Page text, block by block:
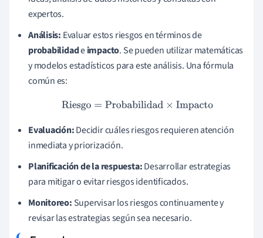
expertos.
Análisis: Evaluar estos riesgos en términos de
probabilidadeimpacto. Se pueden utilizar matemáticas
y modelos estadísticos para este análisis. Una fórmula
común es:
Riesgo =Probabilidad× Impacto
Evaluación:Decidir cuáles riesgos requieren atención
inmediata y priorización.
Planificación de la respuesta:Desarrollar estrategias
para mitigar o evitar riesgos identificados.
Monitoreo: Supervisar los riesgos continuamente y
revisar las estrategias según sea necesario.